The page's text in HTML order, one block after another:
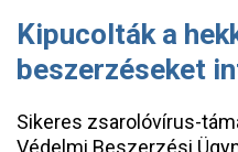
Kipucolták a
beszerzéseket
Sikeres zsarolóvírus-
Védelmi Beszerzési